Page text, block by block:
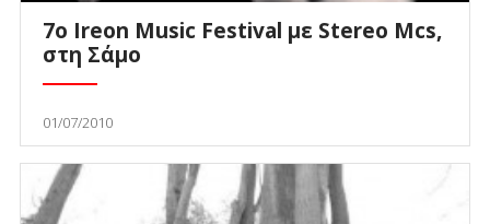
7ο Ireon Music Festival με Stereo Mcs,
στη Σάμο
01/07/2010